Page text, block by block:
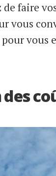
de faire
vous
pour vous